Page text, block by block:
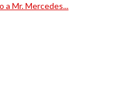
a Mr. Mercedes...